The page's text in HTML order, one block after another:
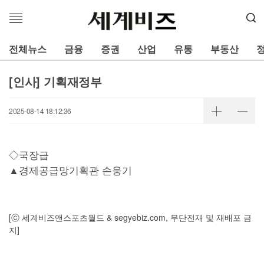
메
열
기
전체뉴스 금융 증권 산업 유통 부동산
[인사] 기획재정부
2025-08-14 18:12:36
◇국장급
▲경제공급망기획관 손웅기
[ⓒ 세계비즈앤스포츠월드 & segyebiz.com, 무단전재 및 재배포 금
지]